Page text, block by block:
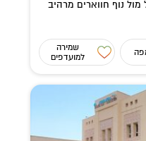
נוף חווארים מרהיב
שמירה
למועדפים